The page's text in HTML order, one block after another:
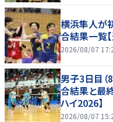
横浜隼人が
合結果一覧
2026/08/07
男子3日目（
合結果と最
ハイ2026】
2026/08/07